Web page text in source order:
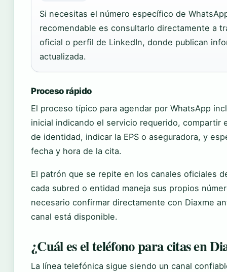
Si necesitas el número específico de
recomendable es consultarlo directamente a
oficial o perfil de LinkedIn, donde publican
actualizada.
Proceso rápido
El proceso típico para agendar por WhatsApp
inicial indicando el servicio requerido, compartir
de identidad, indicar la EPS o aseguradora, y
fecha y hora de la cita.
El patrón que se repite en los canales oficiales
cada subred o entidad maneja sus propios
necesario confirmar directamente con Diaxme
canal está disponible.
¿Cuál es el teléfono para citas en
La línea telefónica sigue siendo un canal